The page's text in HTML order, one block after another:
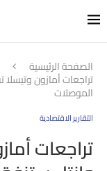
الصفحة الرئيسية
الموصلات
التقارير الاقتصادية